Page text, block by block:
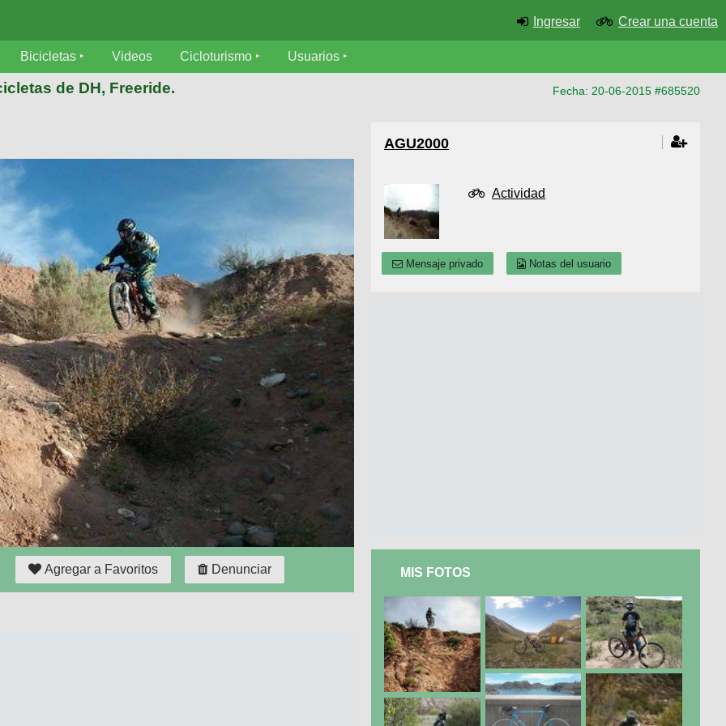
Ingresar Crear una cuenta
Bicicletas Videos Cicloturismo Usuarios
de DH, Freeride. Fecha: 20-06-2015 #685520
Agregar a Favoritos Denunciar
AGU2000
Actividad
Mensaje privado Notas del usuario
MIS FOTOS